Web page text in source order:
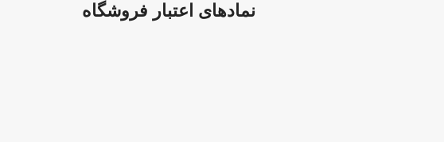
نمادهای اعتبار فروشگاه